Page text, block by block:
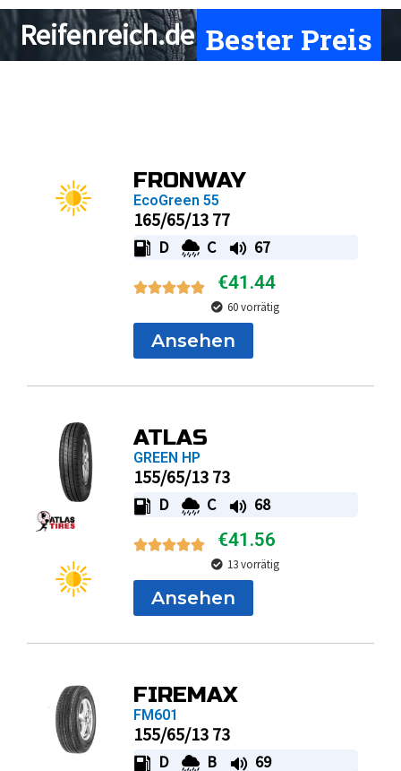
Reifenreich.de Bester Preis
FRONWAY
EcoGreen 55
165/65/13 77
D C 67
€41.44
60 vorrätig
Ansehen
ATLAS
GREEN HP
155/65/13 73
D C 68
€41.56
13 vorrätig
Ansehen
FIREMAX
FM601
155/65/13 73
D B 69